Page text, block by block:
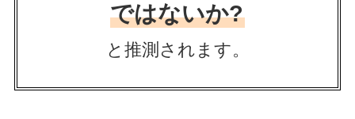
ではないか?
と推測されます。